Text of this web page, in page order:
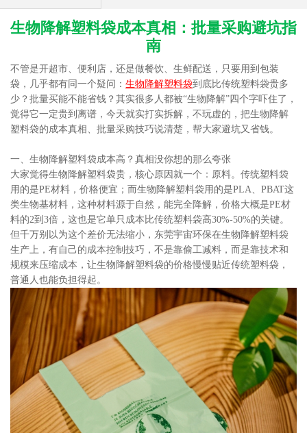
生物降解塑料袋成本真相：批量采购避坑指
南
不管是开超市、便利店，还是做餐饮、生鲜配送，只要用到包装
袋，几乎都有同一个疑问： 生物降解塑料袋到底比传统塑料袋贵多
少？批量买能不能省钱？其实很多人都被“生物降解”四个字吓住了，
觉得它一定贵到离谱，今天就实打实拆解，不玩虚的，把生物降解
塑料袋的成本真相、批量采购技巧说清楚，帮大家避坑又省钱。
一、生物降解塑料袋成本高？真相没你想的那么夸张
大家觉得生物降解塑料袋贵，核心原因就一个：原料。传统塑料袋
用的是PE材料，价格便宜；而生物降解塑料袋用的是PLA、PBAT这
类生物基材料，这种材料源于自然，能完全降解，价格大概是PE材
料的2到3倍，这也是它单只成本比传统塑料袋高30%-50%的关键。
但千万别以为这个差价无法缩小，东莞宇宙环保在生物降解塑料袋
生产上，有自己的成本控制技巧，不是靠偷工减料，而是靠技术和
规模来压缩成本，让生物降解塑料袋的价格慢慢贴近传统塑料袋，
普通人也能负担得起。